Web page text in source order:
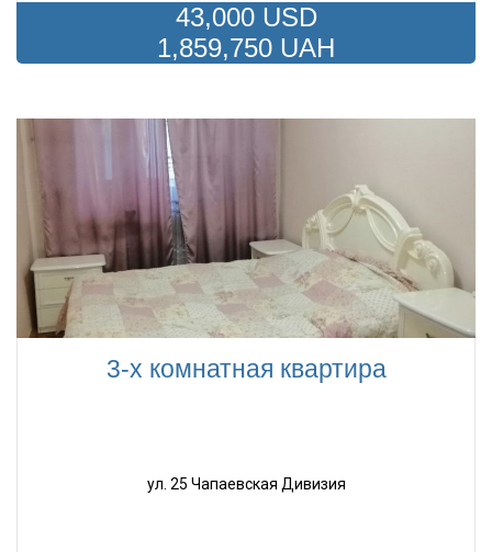
43,000 USD
1,859,750 UAH
3-х комнатная квартира
ул. 25 Чапаевская Дивизия